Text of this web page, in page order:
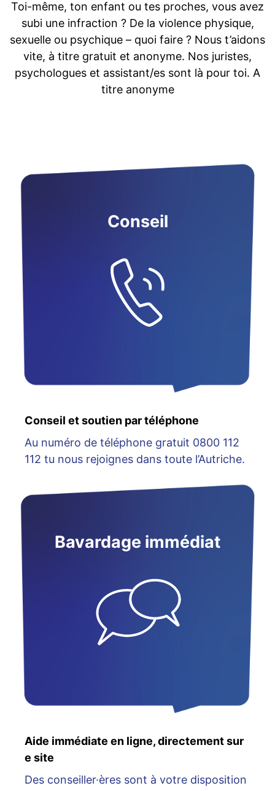
Toi-même, ton enfant ou tes proches, vous avez
subi une infraction ? De la violence physique,
sexuelle ou psychique – quoi faire ? Nous t’aidons
vite, à titre gratuit et anonyme. Nos juristes,
psychologues et assistant/es sont là pour toi. A
titre anonyme
Conseil
Conseil et soutien par téléphone
Au numéro de téléphone gratuit 0800 112
112 tu nous rejoignes dans toute l’Autriche.
Bavardage immédiat
Aide immédiate en ligne, directement sur
e site
Des conseiller·ères sont à votre disposition